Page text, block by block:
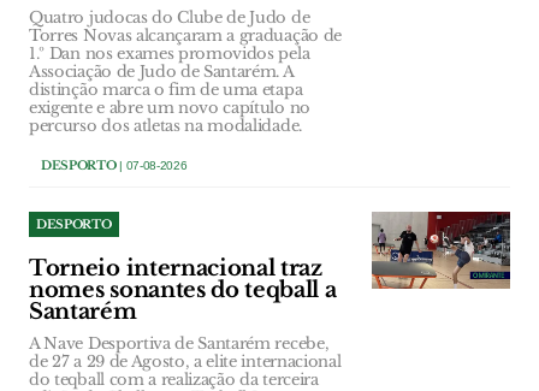
Quatro judocas do Clube de Judo de
Torres Novas alcançaram a graduação de
1.º Dan nos exames promovidos pela
Associação de Judo de Santarém. A
distinção marca o fim de uma etapa
exigente e abre um novo capítulo no
percurso dos atletas na modalidade.
DESPORTO| 07-08-2026
DESPORTO
Torneio internacional traz
nomes sonantes do teqball a
Santarém
A Nave Desportiva de Santarém recebe,
de 27 a 29 de Agosto, a elite internacional
do teqball com a realização da terceira